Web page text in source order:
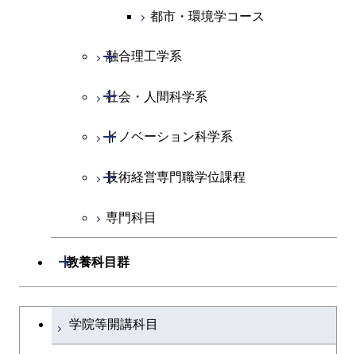
物質・情報卓越コース
物質・情報卓越コース
都市・環境学コース
融合理工学系
開閉
地球環境共創コース
エネルギーコース
エネルギー・情報コース
エンジニアリングデザイン
コース
物質・情報卓越コース
社会・人間科学系
開閉
社会・人間科学コース
イノベーション科学系
開閉
イノベーション科学コース
人間医療科学技術コース
技術経営専門職学位課程
開閉
技術経営専門職学位課程
専門科目
教養科目群
開閉
文系教養科目
英語科目
大学院課程を切り替える
学院等開講科目